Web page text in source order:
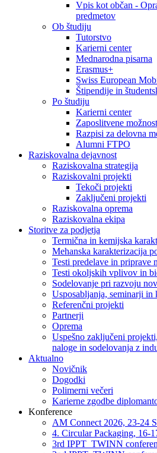
Vpis kot občan -
predmetov
Ob študiju
Tutorstvo
Karierni center
Mednarodna pisarna
Erasmus+
Swiss European
Štipendije in
Po študiju
Karierni center
Zaposlitvene
Razpisi za delovna
Alumni FTPO
Raziskovalna dejavnost
Raziskovalna strategija
Raziskovalni projekti
Tekoči projekti
Zaključeni projekti
Raziskovalna oprema
Raziskovalna ekipa
Storitve za podjetja
Termična in kemijska
Mehanska karakterizacija
Testi predelave in priprave
Testi okoljskih vplivov in
Sodelovanje pri razvoju
Usposabljanja, seminarji in
Referenčni projekti
Partnerji
Oprema
Uspešno zaključeni
naloge in sodelovanja z
Aktualno
Novičnik
Dogodki
Polimerni večeri
Karierne zgodbe
Konference
AM Connect 2026, 23-24
4. Circular Packaging, 16-
3rd IPPT_TWINN